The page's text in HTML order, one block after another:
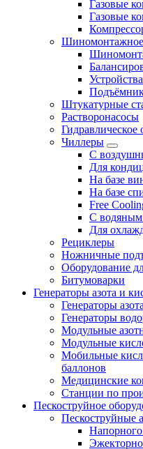
Газовые
Газовые
Шиномонтажное
Штукатурные
Растворонасосы
Гидравлическое
Чиллеры
С
Для
На базе
На базе
Free
С водяным
Для
Рециклеры
Ножничные
Оборудование
Битумоварки
Генераторы азота и
Генераторы азота
Генераторы
Модульные
Модульные
Мобильные
баллонов
Медицинские
Станции по
Пескоструйное
Пескоструйные